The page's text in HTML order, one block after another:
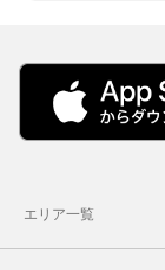
エリア一覧